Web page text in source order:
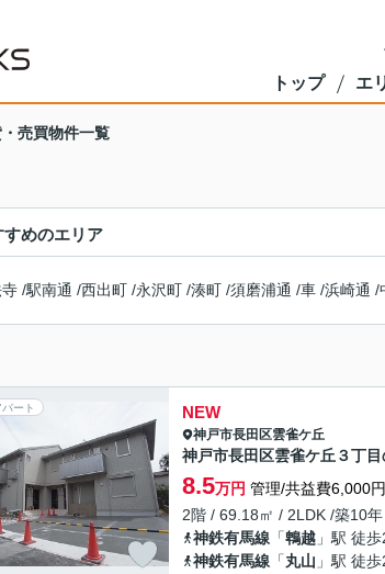
トップ エ
売買物件一覧
すめのエリア
/駅南通 /西出町 /永沢町 /湊町 /須磨浦通 /車 /浜崎通 /
パート NEW
神戸市長田区雲雀ケ丘
神戸市長田区雲雀ケ丘３丁目
8.5万円 管理/共益費6,000円
2階 / 69.18㎡ / 2LDK /築10
神鉄有馬線 「鵯越 」駅 徒
神鉄有馬線 「丸山 」駅 徒